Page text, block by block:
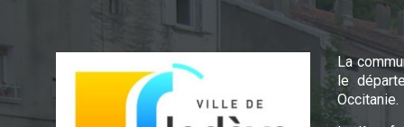
La
le
Occitanie.